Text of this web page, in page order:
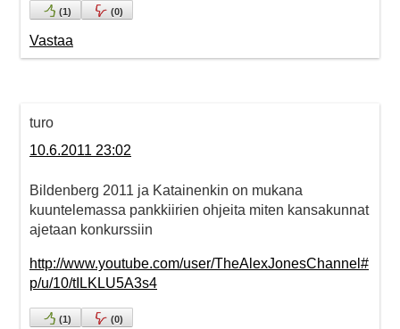
(1) (0)
Vastaa
turo
10.6.2011 23:02
Bildenberg 2011 ja Katainenkin on mukana
kuuntelemassa pankkiirien ohjeita miten kansakunnat
ajetaan konkurssiin
http://www.youtube.com/user/TheAlexJonesChannel#
p/u/10/tILKLU5A3s4
(1) (0)